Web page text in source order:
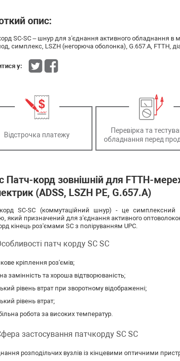
опис:
SC-SC – шнур для з'єднання активного обладнання в
симплекс, LSZH (негорюча оболонка), G.657.A, FTTH,
у:
Відстрочка платежу
Перевірка та
обладнання перед
Патч-корд зовнішній для FTTH-
(ADSS, LSZH PE, G.657.A)
SC-SC (коммутаційний шнур) - це симплексний
який призначений для з'єднання активного
кінець роз'ємами SC з поліруванням UPC.
патч корду SC SC
кріплення роз'ємів;
замінність та хороша відтворюваність;
рівень втрат при зворотному відображенні;
рівень втрат;
робота за високих температур.
застосування патчкорду SC SC
розподільчих вузлів із кінцевими оптичними